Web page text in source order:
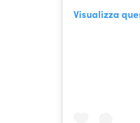
Visualizza